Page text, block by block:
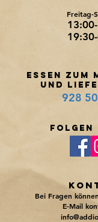
Freitag-
ESSEN ZUM
und
928
Folgen
Bei Fragen
E-Mail